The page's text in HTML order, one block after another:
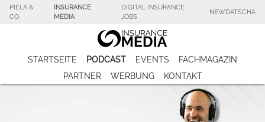
PIELA &
CO.
INSURANCE
MEDIA
DIGITAL INSURANCE
JOBS
NEWDATSCHA
STARTSEITE PODCAST EVENTS
FACHMAGAZIN
PARTNER
WERBUNG KONTAKT